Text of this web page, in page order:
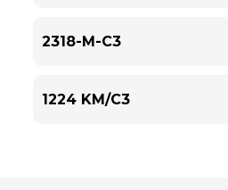
2318-M-C3
1224 KM/C3